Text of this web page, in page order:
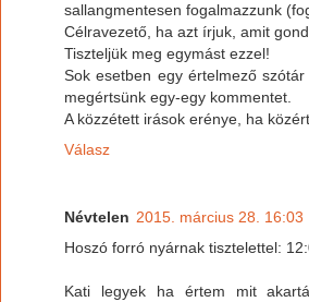
sallangmentesen fogalmazzunk
Célravezető, ha azt írjuk, amit
Tiszteljük meg egymást ezzel!
Sok esetben egy értelmező
megértsünk egy-egy kommentet.
A közzétett irások erénye, ha
Válasz
Névtelen 2015. március 28. 16:03
Hoszó forró nyárnak tisztelettel:
Kati legyek ha értem mit